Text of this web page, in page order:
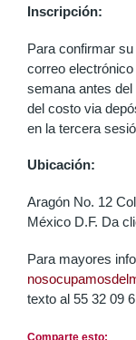
Inscripción:
Para confirmar
correo electrónico
semana antes
del costo via
en la tercera
Ubicación:
Aragón No. 12
México D.F. Da
Para mayores
texto al 55 32 09
Comparte esto: